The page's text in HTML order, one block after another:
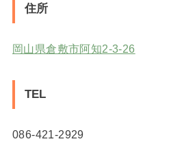
住所
岡山県倉敷市阿知2-3-26
TEL
086-421-2929